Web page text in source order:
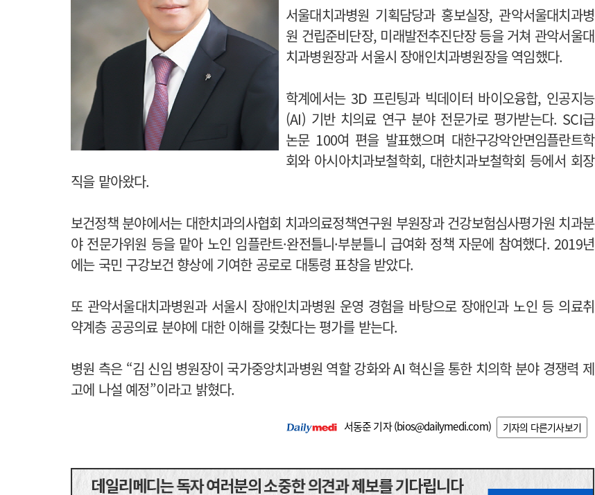
서울대치과병원 기획담당과 홍보실장, 관악서울대치과병
원 건립준비단장, 미래발전추진단장 등을 거쳐 관악서울대
치과병원장과 서울시 장애인치과병원장을 역임했다.
학계에서는 3D 프린팅과 빅데이터 바이오융합, 인공지능
(AI) 기반 치의료 연구 분야 전문가로 평가받는다. SCI급
논문 100여 편을 발표했으며 대한구강악안면임플란트학
회와 아시아치과보철학회, 대한치과보철학회 등에서 회장
직을 맡아왔다.
보건정책 분야에서는 대한치과의사협회 치과의료정책연구원 부원장과 건강보험심사평가원 치과분
야 전문가위원 등을 맡아 노인 임플란트·완전틀니·부분틀니 급여화 정책 자문에 참여했다. 2019년
에는 국민 구강보건 향상에 기여한 공로로 대통령 표창을 받았다.
또 관악서울대치과병원과 서울시 장애인치과병원 운영 경험을 바탕으로 장애인과 노인 등 의료취
약계층 공공의료 분야에 대한 이해를 갖췄다는 평가를 받는다.
병원 측은 “김 신임 병원장이 국가중앙치과병원 역할 강화와 AI 혁신을 통한 치의학 분야 경쟁력 제
고에 나설 예정”이라고 밝혔다.
서동준 기자 (bios@dailymedi.com) 기자의 다른기사보기